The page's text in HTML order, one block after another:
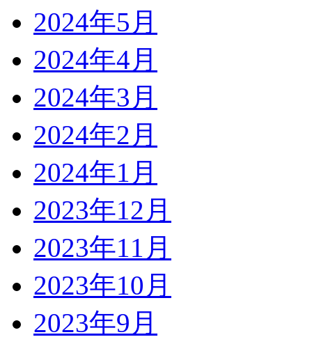
2024年5月
2024年4月
2024年3月
2024年2月
2024年1月
2023年12月
2023年11月
2023年10月
2023年9月